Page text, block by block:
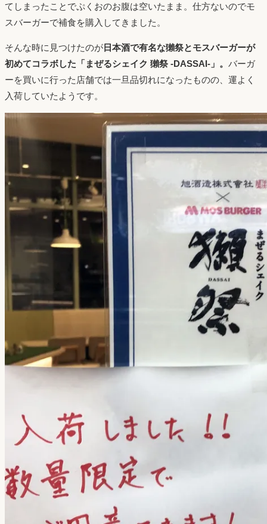
てしまったことでぷくおのお腹は空いたまま。仕方ないのでモ
スバーガーで補食を購入してきました。
そんな時に見つけたのが 日本酒で有名な獺祭とモスバーガーが
初めてコラボした「まぜるシェイク 獺祭 -DASSAI-」。 バーガ
ーを買いに行った店舗では一旦品切れになったものの、運よく
入荷していたようです。